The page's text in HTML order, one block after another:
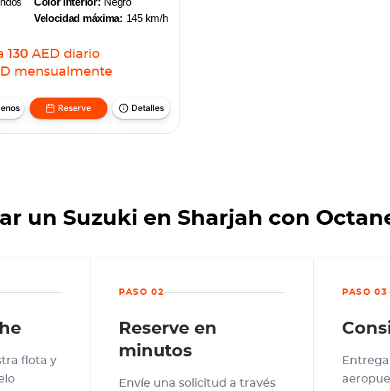
Velocidad máxima: 145 km/h
130 AED diario
mensualmente
Reserve Detalles
un Suzuki en Sharjah con
flota y
PASO 02
Reserve en
minutos
Envíe una solicitud a través
PASO 03